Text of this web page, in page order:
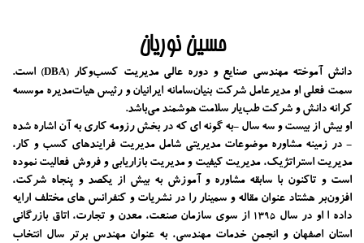
حسین نوریان
دانش آموخته مهندسی صنایع و دوره عالی مدیریت کسب‌و‌کار (DBA)
است.
سمت فعلی او مدیرعامل شرکت بنیان‌سامانه ایرانیان و رئیس هیات‌مدیره موسسه
کرانه دانش و شرکت طب‌یار سلامت هوشمند می‌باشد.
او بیش از بیست و سه سال -به گونه ای که در بخش رزومه کاری به آن اشاره شده
- در زمینه مشاوره موضوعات مدیریتی شامل مدیریت فرایندهای کسب و کار،
مدیریت استراتژیک، مدیریت کیفیت و مدیریت بازاریابی و فروش فعالیت نموده
است و تاکنون با سابقه مشاوره و آموزش به بیش از یکصد و پنجاه شرکت،
افزون‌بر هشتاد عنوان مقاله و سمینار را در نشریات و کنفرانس های مختلف ارایه
داده ا او در سال 1395 از سوی سازمان صنعت، معدن و تجارت، اتاق بازرگانی
استان اصفهان و انجمن خدمات مهندسی، به عنوان مهندس برتر سال انتخاب